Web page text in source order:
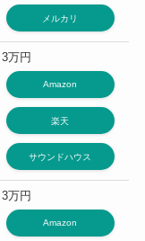
メルカリ
3万円
Amazon
楽天
サウンドハウス
3万円
Amazon